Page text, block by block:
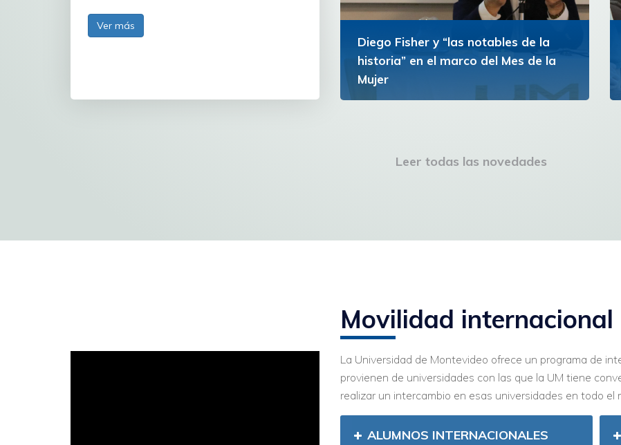
Ver más
Diego Fisher y “las notables de la
historia” en el marco del Mes de la
Mujer
Leer todas las novedades
Movilidad internacional
La Universidad de Montevideo ofrece un programa de
provienen de universidades con las que la UM tiene
realizar un intercambio en esas universidades en todo el
ALUMNOS INTERNACIONALES